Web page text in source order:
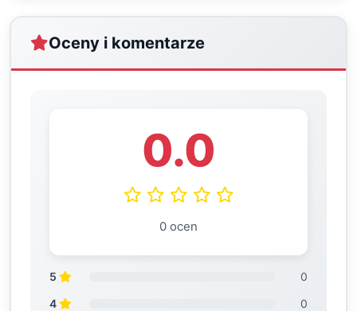
Oceny i komentarze
0.0
0 ocen
5
0
4
0